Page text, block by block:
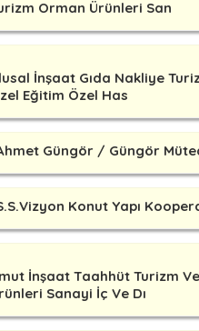
Orman Ürünleri San
İnşaat Gıda Nakliye
Eğitim Özel Has
Güngör / Güngör
Konut Yapı
İnşaat Taahhüt Turizm
Sanayi İç Ve Dı